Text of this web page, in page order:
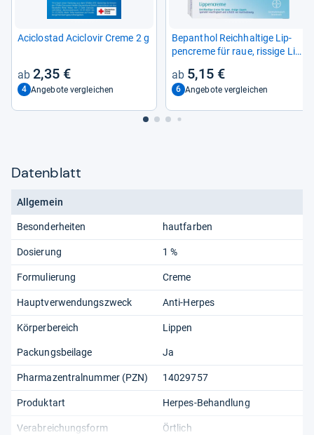
Acic­lo­stad Acic­lo­vir Creme 2 g
2,35 €
4 Angebote vergleichen
Bepan­thol Reich­hal­tige Lip­
pen­creme für raue, ris­sige Lip­
5,15 €
6 Angebote vergleichen
Datenblatt
Allgemein
Besonderheiten hautfarben
Dosierung 1 %
Formulierung Creme
Hauptverwendungszweck Anti-Herpes
Körperbereich Lippen
Packungsbeilage Ja
Pharmazentralnummer (PZN) 14029757
Produktart Herpes-Behandlung
Verabreichungsform Örtlich